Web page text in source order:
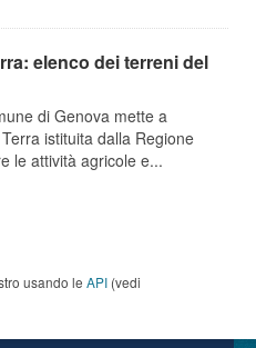
elenco dei terreni del
di Genova mette a
istituita dalla Regione
le attività agricole e...
usando le API (vedi